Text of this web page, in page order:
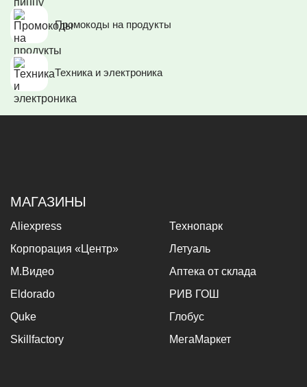
Промокоды на продукты
Техника и электроника
МАГАЗИНЫ
Aliexpress
Технопарк
Корпорация «Центр»
Летуаль
М.Видео
Аптека от склада
Eldorado
РИВ ГОШ
Quke
Глобус
Skillfactory
МегаМаркет